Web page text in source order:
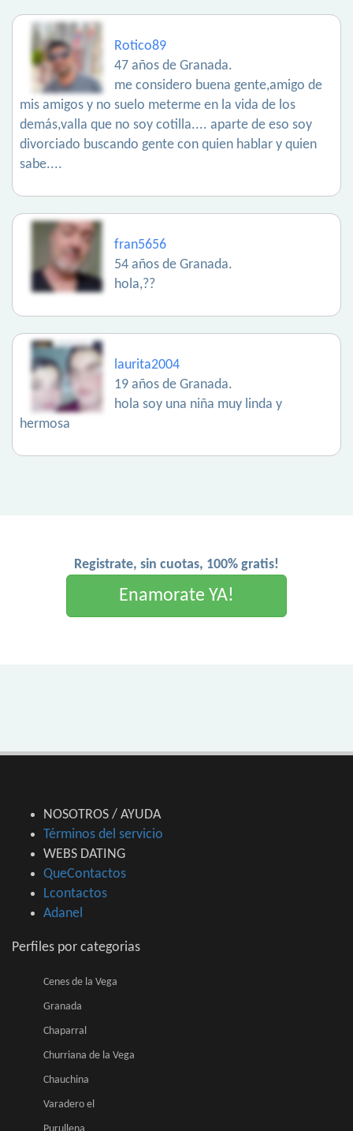
Rotico89
47 años de Granada.
me considero buena gente,amigo de
mis amigos y no suelo meterme en la vida de los
demás,valla que no soy cotilla.... aparte de eso soy
divorciado buscando gente con quien hablar y quien
sabe....
fran5656
54 años de Granada.
hola,??
laurita2004
19 años de Granada.
hola soy una niña muy linda y
hermosa
Registrate, sin cuotas, 100% gratis!
Enamorate YA!
NOSOTROS / AYUDA
Términos del servicio
WEBS DATING
QueContactos
Lcontactos
Adanel
Perfiles por categorias
Cenes de la Vega
Granada
Chaparral
Churriana de la Vega
Chauchina
Varadero el